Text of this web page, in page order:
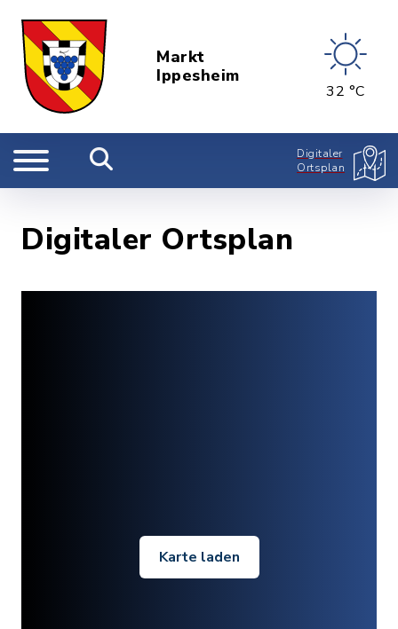
Markt
Ippesheim
32 °C
Digitaler
Ortsplan
Digitaler Ortsplan
Karte laden